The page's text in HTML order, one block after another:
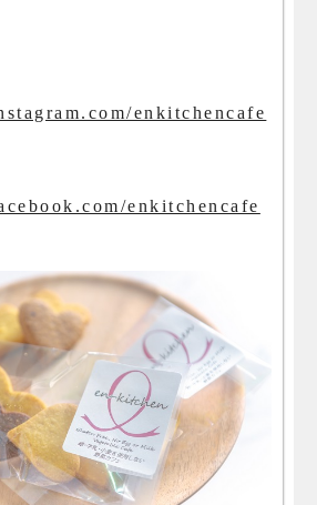
enkitchencafe
enkitchencafe